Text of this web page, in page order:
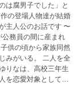
は腐男子でした」と
人公のお話です 〜
務員の間に産まれ
供の頃から家族同然
みがいる。 二人を全
りなは、高校三年生
を恋愛対象として意
を選ぶのか？！幼な